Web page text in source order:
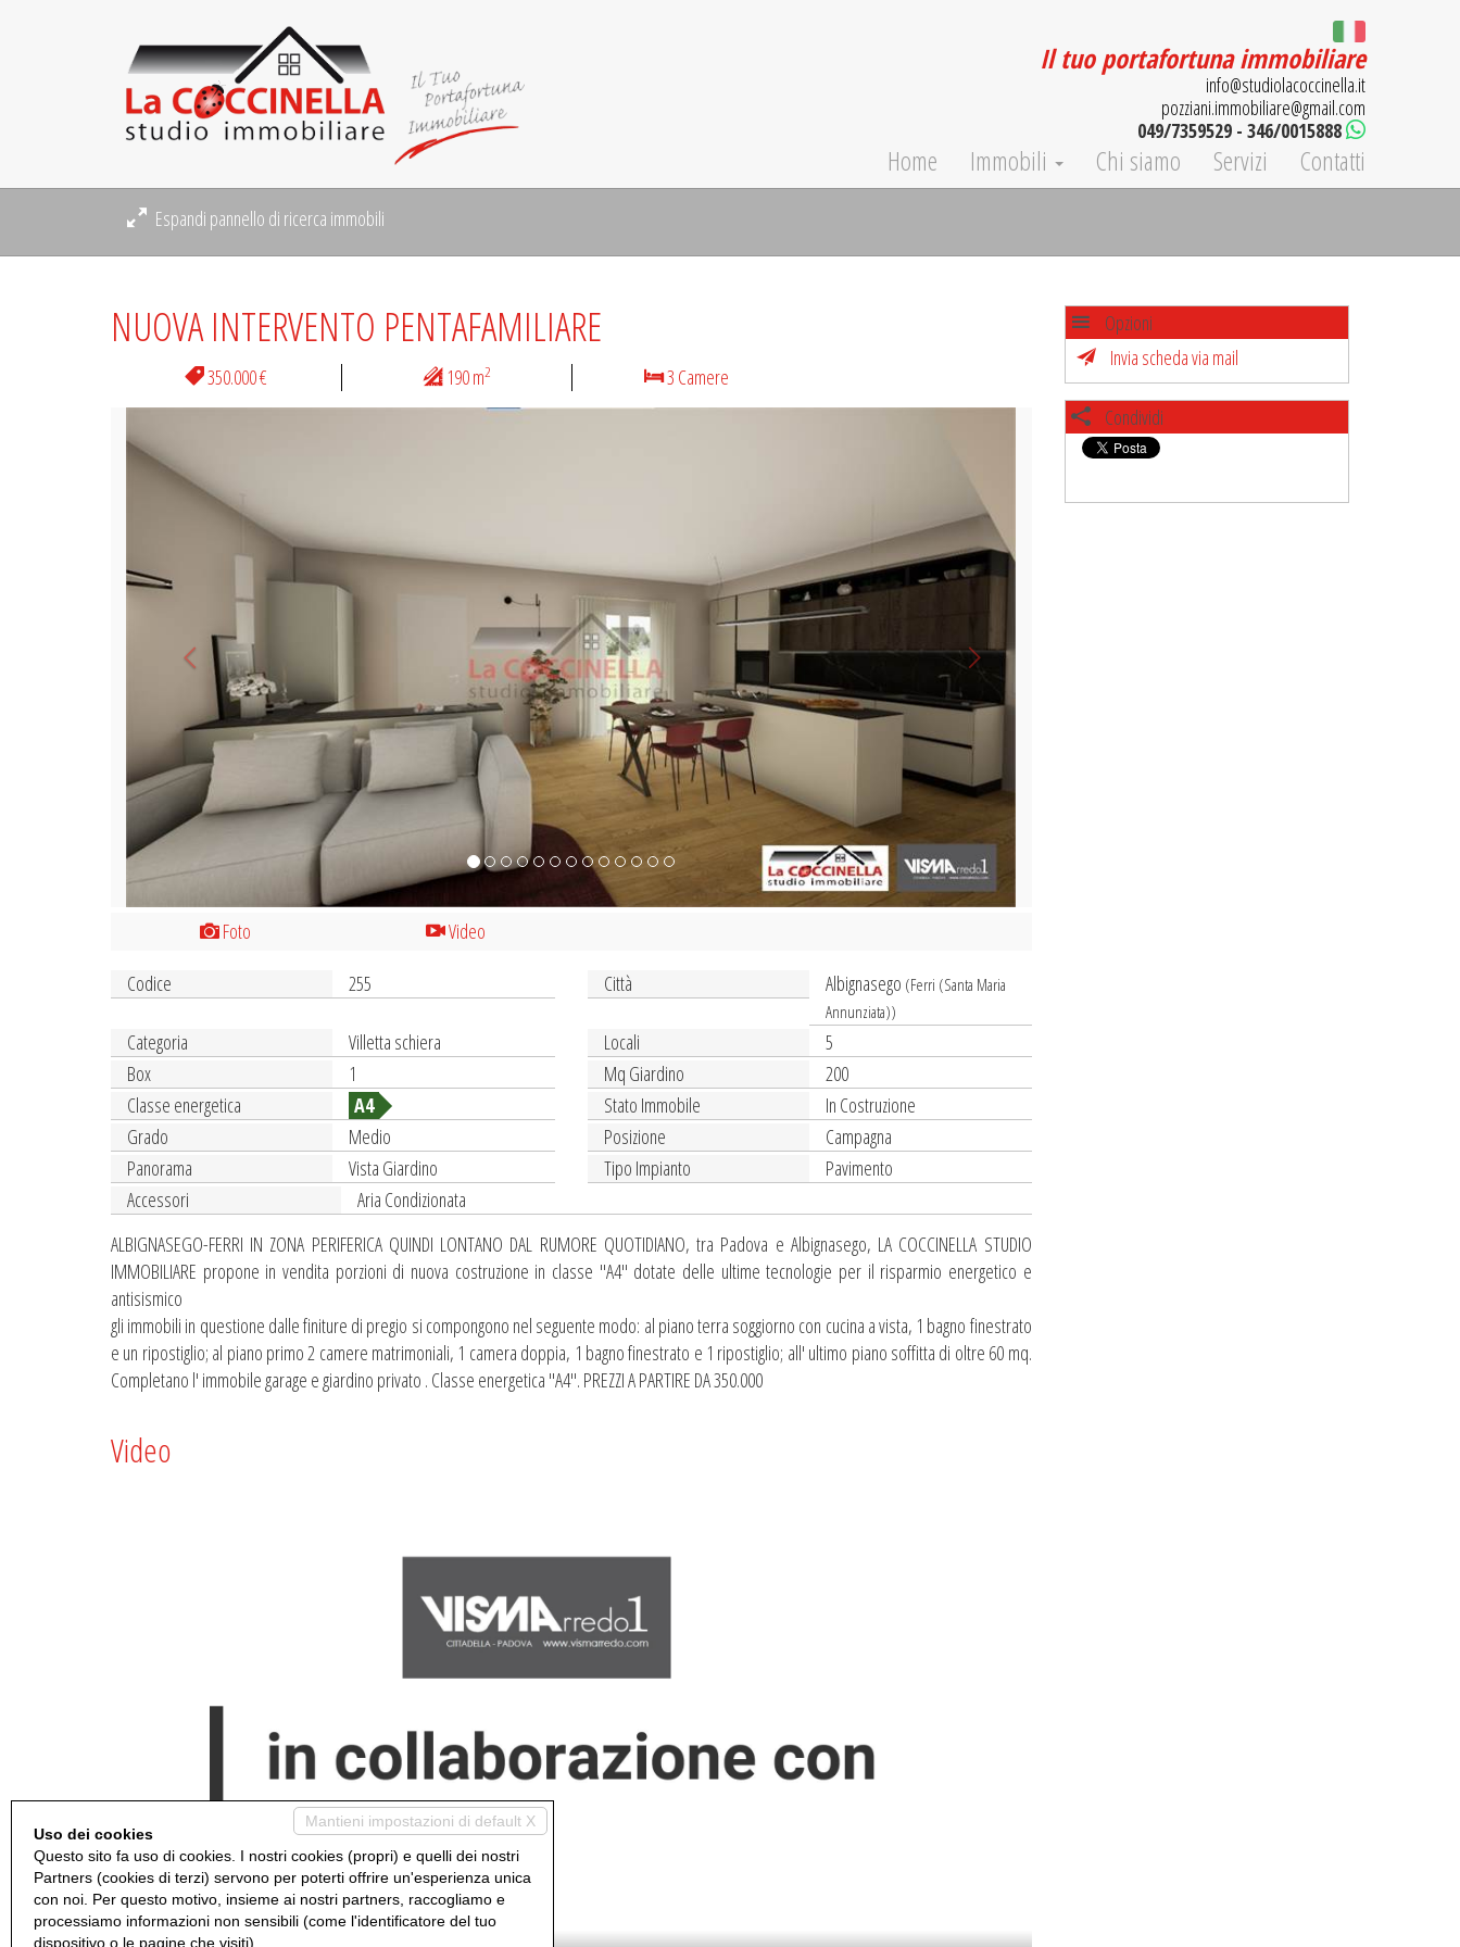
Il tuo portafortuna immobiliare
info@studiolacoccinella.it
pozziani.immobiliare@gmail.com
049/7359529 - 346/0015888
Home Immobili Chi siamo Servizi Contatti
Espandi pannello di ricerca immobili
NUOVA INTERVENTO PENTAFAMILIARE
350.000 € 190 m2 3 Camere
Foto
Video
Codice
255 Città Albignasego (Ferri (Santa Maria
Annunziata))
Categoria Villetta schiera Locali
5
Box
1 Mq Giardino
200
Classe energetica
A4 Stato Immobile
In Costruzione
Grado
Medio Posizione
Campagna
Panorama
Vista Giardino Tipo Impianto
Pavimento
Accessori
Aria Condizionata
ALBIGNASEGO-FERRI IN ZONA PERIFERICA QUINDI LONTANO DAL RUMORE QUOTIDIANO, tra Padova e Albignasego, LA COCCINELLA STUDIO
IMMOBILIARE propone in vendita porzioni di nuova costruzione in classe "A4" dotate delle ultime tecnologie per il risparmio energetico e
antisismico
gli immobili in questione dalle finiture di pregio si compongono nel seguente modo: al piano terra soggiorno con cucina a vista, 1 bagno finestrato
e un ripostiglio; al piano primo 2 camere matrimoniali, 1 camera doppia, 1 bagno finestrato e 1 ripostiglio; all' ultimo piano soffitta di oltre 60 mq.
Completano l' immobile garage e giardino privato . Classe energetica "A4". PREZZI A PARTIRE DA 350.000
Video
Opzioni
Invia scheda via mail
Condividi
Mantieni impostazioni di default X
Uso dei cookies
Questo sito fa uso di cookies. I nostri cookies (propri) e quelli dei nostri
Partners (cookies di terzi) servono per poterti offrire un'esperienza unica
con noi. Per questo motivo, insieme ai nostri partners, raccogliamo e
processiamo informazioni non sensibili (come l'identificatore del tuo
dispositivo o le pagine che visiti).